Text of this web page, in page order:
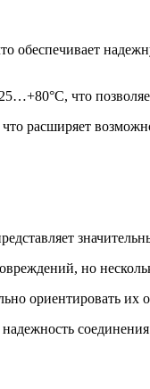
что
расширяет
но
ориентировать